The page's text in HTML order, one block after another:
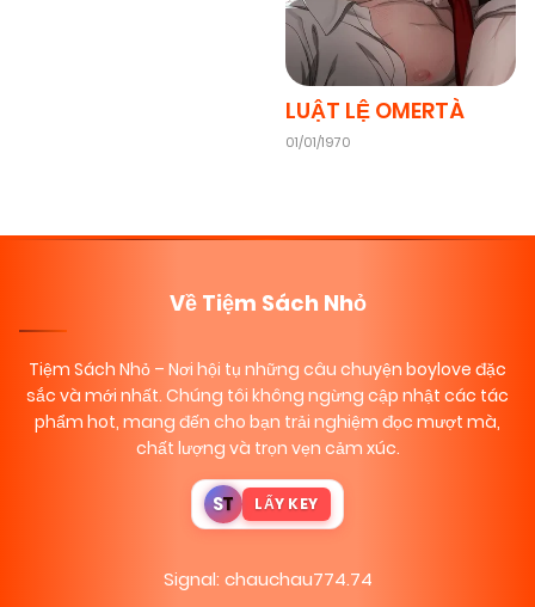
LUẬT LỆ OMERTÀ
01/01/1970
Về Tiệm Sách Nhỏ
Tiệm Sách Nhỏ – Nơi hội tụ những câu chuyện boylove đặc
sắc và mới nhất. Chúng tôi không ngừng cập nhật các tác
phẩm hot, mang đến cho bạn trải nghiệm đọc mượt mà,
chất lượng và trọn vẹn cảm xúc.
ST LẤY KEY
Signal: chauchau774.74